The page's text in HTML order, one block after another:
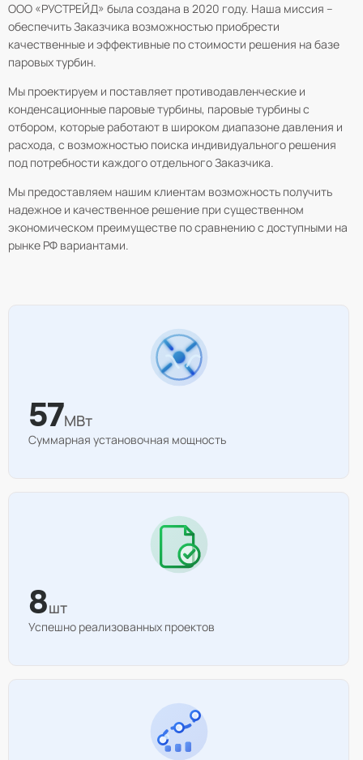
ООО «РУСТРЕЙД» была создана в 2020 году. Наша миссия –
обеспечить Заказчика возможностью приобрести
качественные и эффективные по стоимости решения на базе
паровых турбин.
Мы проектируем и поставляет противодавленческие и
конденсационные паровые турбины, паровые турбины с
отбором, которые работают в широком диапазоне давления и
расхода, с возможностью поиска индивидуального решения
под потребности каждого отдельного Заказчика.
Мы предоставляем нашим клиентам возможность получить
надежное и качественное решение при существенном
экономическом преимуществе по сравнению с доступными на
рынке РФ вариантами.
57МВт
Суммарная установочная мощность
8шт
Успешно реализованных проектов